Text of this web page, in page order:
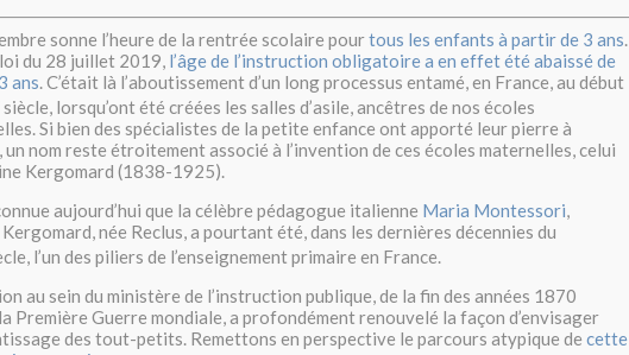
sonne l’heure de la rentrée scolaire pourtous les enfants à partir de 3 ans.
du 28 juillet 2019, l’âge de l’instruction obligatoire a en effet été abaissé de
ans. C’était là l’aboutissement d’un long processus entamé, en France, au début
siècle, lorsqu’ont été créées les salles d’asile, ancêtres de nos écoles
Si bien des spécialistes de la petite enfance ont apporté leur pierre à
un nom reste étroitement associé à l’invention de ces écoles maternelles, celui
Kergomard (1838-1925).
aujourd’hui que la célèbre pédagogue italienne Maria Montessori,
née Reclus, a pourtant été, dans les dernières décennies du
l’un des piliers de l’enseignement primaire en France.
au sein du ministère de l’instruction publique, de la fin des années 1870
la Première Guerre mondiale, a profondément renouvelé la façon d’envisager
des tout-petits. Remettons en perspective le parcours atypique de cette